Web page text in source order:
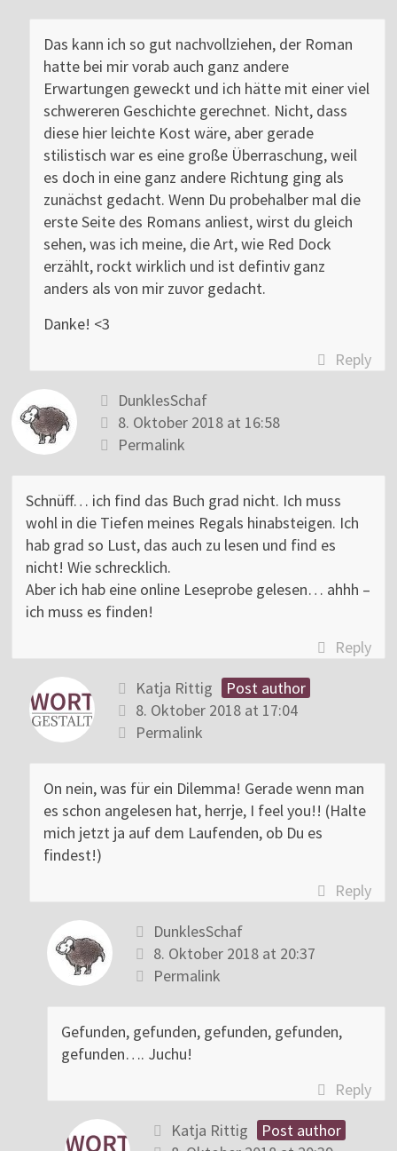
Das kann ich so gut nachvollziehen, der Roman
hatte bei mir vorab auch ganz andere
Erwartungen geweckt und ich hätte mit einer viel
schwereren Geschichte gerechnet. Nicht, dass
diese hier leichte Kost wäre, aber gerade
stilistisch war es eine große Überraschung, weil
es doch in eine ganz andere Richtung ging als
zunächst gedacht. Wenn Du probehalber mal die
erste Seite des Romans anliest, wirst du gleich
sehen, was ich meine, die Art, wie Red Dock
erzählt, rockt wirklich und ist defintiv ganz
anders als von mir zuvor gedacht.
Danke! <3
Reply
DunklesSchaf
8. Oktober 2018 at 16:58
Permalink
Schnüff… ich find das Buch grad nicht. Ich muss
wohl in die Tiefen meines Regals hinabsteigen. Ich
hab grad so Lust, das auch zu lesen und find es
nicht! Wie schrecklich.
Aber ich hab eine online Leseprobe gelesen… ahhh –
ich muss es finden!
Reply
Katja Rittig
Post author
8. Oktober 2018 at 17:04
Permalink
On nein, was für ein Dilemma! Gerade wenn man
es schon angelesen hat, herrje, I feel you!! (Halte
mich jetzt ja auf dem Laufenden, ob Du es
findest!)
Reply
DunklesSchaf
8. Oktober 2018 at 20:37
Permalink
Gefunden, gefunden, gefunden, gefunden,
gefunden…. Juchu!
Reply
Katja Rittig
Post author